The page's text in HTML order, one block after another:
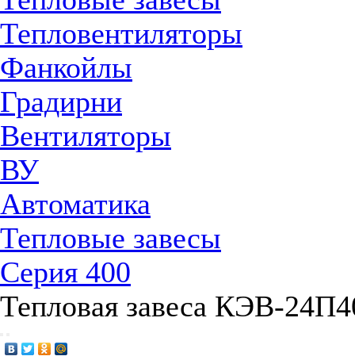
Тепловентиляторы
Фанкойлы
Градирни
Вентиляторы
ВУ
Автоматика
Тепловые завесы
Серия 400
Тепловая завеса КЭВ-